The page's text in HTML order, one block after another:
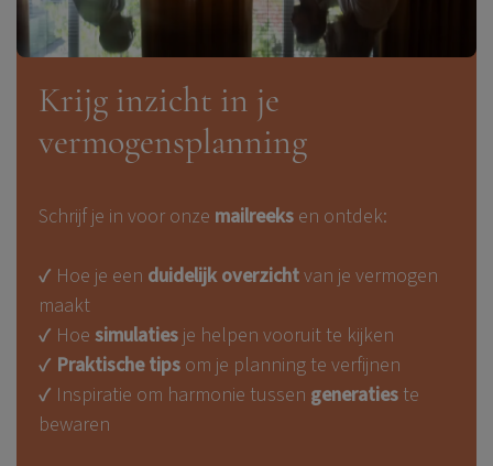
Krijg inzicht in je
vermogensplanning
Schrijf je in voor onze mailreeks en ontdek:
✔ Hoe je een duidelijk overzichtvan je vermogen
maakt
✔ Hoe simulaties je helpen vooruit te kijken
✔ Praktische tips om je planning te verfijnen
✔ Inspiratie om harmonie tussen generaties te
bewaren